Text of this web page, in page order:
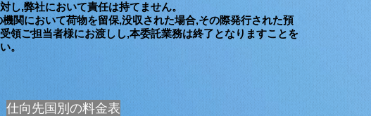
し,弊社において責任は持てません。
関において荷物を留保,没収された場合,その際発行された預
領ご担当者様にお渡しし,本委託業務は終了となりますことを
。
仕向先国別の料金表